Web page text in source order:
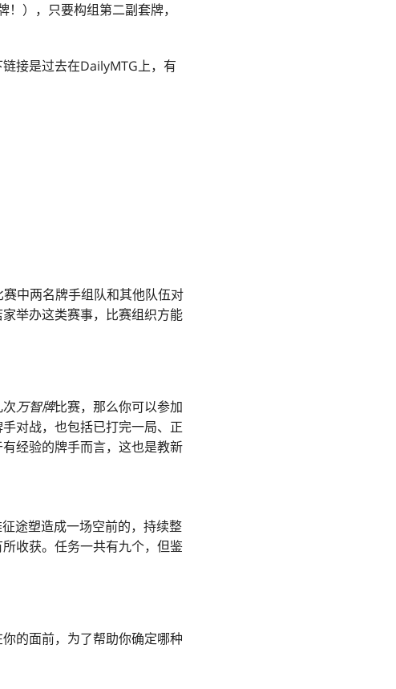
），只要构组第二副套牌，
接是过去在DailyMTG上，有
中两名牌手组队和其他队伍对
举办这类赛事，比赛组织方能
万智牌比赛，那么你可以参加
对战，也包括已打完一局、正
经验的牌手而言，这也是教新
途塑造成一场空前的，持续整
收获。任务一共有九个，但鉴
的面前，为了帮助你确定哪种